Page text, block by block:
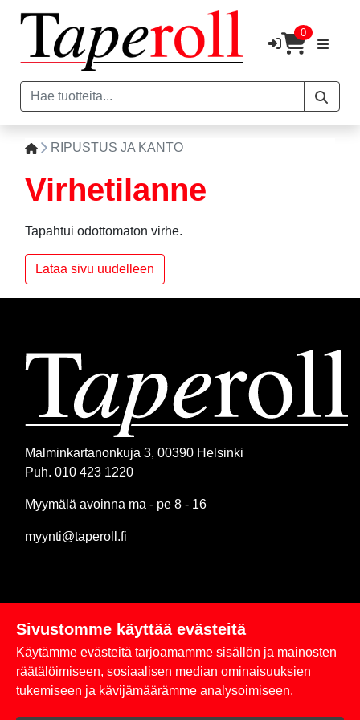
0
RIPUSTUS JA KANTO
Virhetilanne
Tapahtui odottomaton virhe.
Lataa sivu uudelleen
Malminkartanonkuja 3, 00390 Helsinki
Puh. 010 423 1220
Myymälä avoinna ma - pe 8 - 16
myynti@taperoll.fi
Linkit
Rekisteriseloste
Sivustomme käyttää evästeitä
Käytämme evästeitä tarjoamamme sisällön ja mainosten
räätälöimiseen, sosiaalisen median ominaisuuksien
tukemiseen ja kävijämäärämme analysoimiseen.